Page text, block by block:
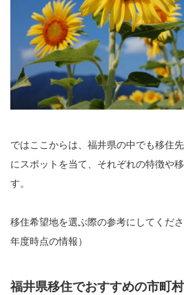
ではここからは、福井県の中でも移住
にスポットを当て、それぞれの特徴や
す。
移住希望地を選ぶ際の参考にしてくだ
年度時点の情報）
福井県移住でおすすめの市町